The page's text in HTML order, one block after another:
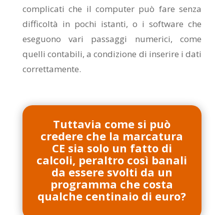
complicati che il computer può fare senza
difficoltà in pochi istanti, o i software che
eseguono vari passaggi numerici, come
quelli contabili, a condizione di inserire i dati
correttamente.
Tuttavia come si può
credere che la marcatura
CE sia solo un fatto di
calcoli, peraltro così banali
da essere svolti da un
programma che costa
qualche centinaio di euro?